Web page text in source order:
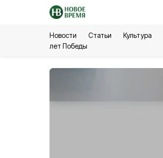
Новости Статьи Культура
лет Победы